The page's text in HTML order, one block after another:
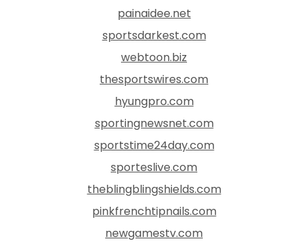
painaidee.net
sportsdarkest.com
webtoon.biz
thesportswires.com
hyungpro.com
sportingnewsnet.com
sportstime24day.com
sporteslive.com
theblingblingshields.com
pinkfrenchtipnails.com
newgamestv.com